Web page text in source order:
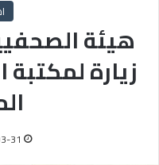
هيئة
زيارة
31